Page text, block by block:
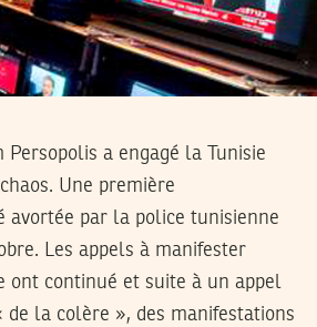
Persopolis a engagé la Tunisie
Une première
avortée par la police tunisienne
Les appels à manifester
ont continué et suite à un appel
de la colère », des manifestations